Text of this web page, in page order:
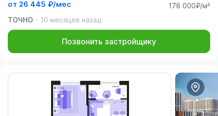
от 26 445 ₽/мес
178 000₽/м²
ТОЧНО
10 месяцев назад
Позвонить застройщику